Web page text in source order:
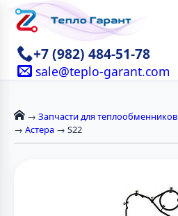
+7 (982) 484-51-78
sale@teplo-garant.com
→ Запчасти для теплообменников
→ Астера → S22